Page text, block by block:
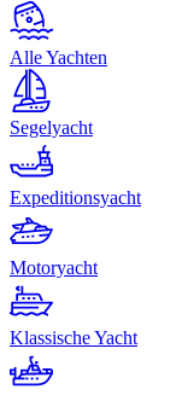
Alle Yachten
Segelyacht
Expeditionsyacht
Motoryacht
Klassische Yacht